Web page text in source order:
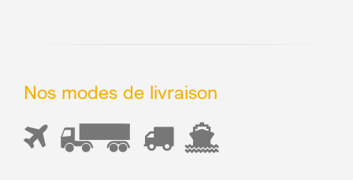
Nos modes de livraison